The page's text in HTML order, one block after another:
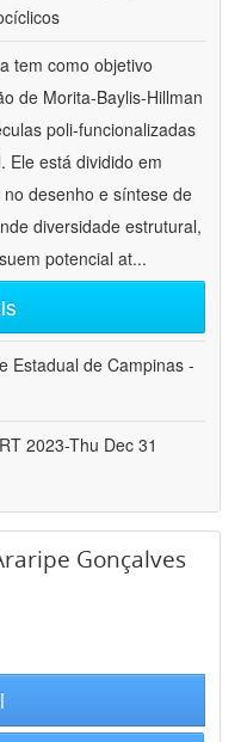
tem como objetivo
de Morita-Baylis-Hillman
poli-funcionalizadas
Ele está dividido em
desenho e síntese de
diversidade estrutural,
potencial at...
Estadual de Campinas -
2023-Thu Dec 31
Gonçalves